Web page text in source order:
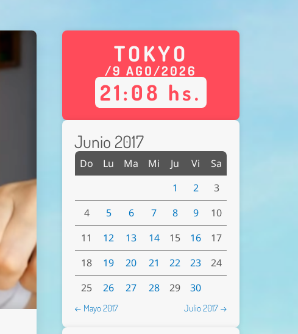
TOKYO
/9 AGO/2026
21:08 hs.
Junio 2017
Do Lu Ma Mi Ju Vi
Sa
1
2
3
4
5 6 7 8 9
10
11
12 13 14 15 16
17
18
19 20 21 22 23
24
25
26 27 28 29 30
← Mayo 2017 Julio 2017 →